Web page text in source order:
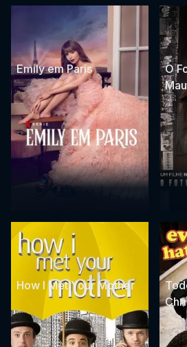
Emily em Paris
O
How I Met Your Mother